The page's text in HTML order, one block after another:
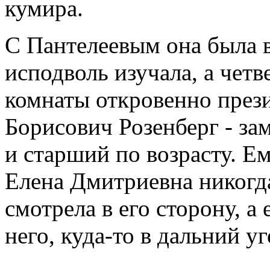
кумира.
С Пантелеевым она была
исподволь изучала, а
комнаты откровенно
Борисович Розенберг -
и старший по возрасту.
Елена Дмитриевна
смотрела в его сторону, а
него, куда-то в дальний